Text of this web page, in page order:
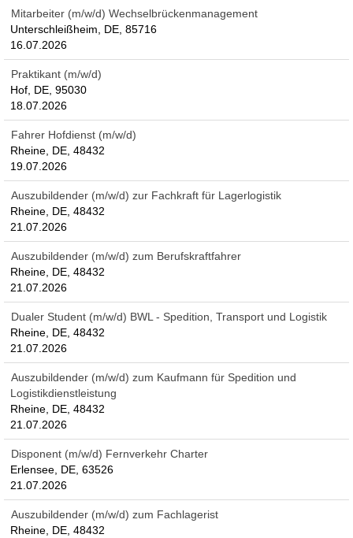
Mitarbeiter (m/w/d) Wechselbrückenmanagement
Unterschleißheim, DE, 85716
16.07.2026
Praktikant (m/w/d)
Hof, DE, 95030
18.07.2026
Fahrer Hofdienst (m/w/d)
Rheine, DE, 48432
19.07.2026
Auszubildender (m/w/d) zur Fachkraft für Lagerlogistik
Rheine, DE, 48432
21.07.2026
Auszubildender (m/w/d) zum Berufskraftfahrer
Rheine, DE, 48432
21.07.2026
Dualer Student (m/w/d) BWL - Spedition, Transport und Logistik
Rheine, DE, 48432
21.07.2026
Auszubildender (m/w/d) zum Kaufmann für Spedition und
Logistikdienstleistung
Rheine, DE, 48432
21.07.2026
Disponent (m/w/d) Fernverkehr Charter
Erlensee, DE, 63526
21.07.2026
Auszubildender (m/w/d) zum Fachlagerist
Rheine, DE, 48432